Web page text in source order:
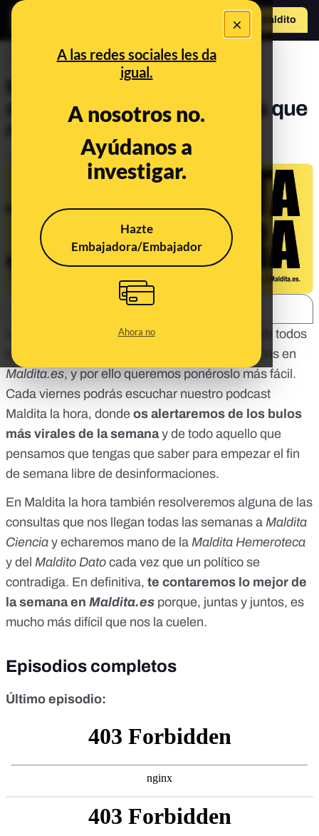
×
A las redes sociales les da
igual.
A nosotros no.
Ayúdanos a
investigar.
Hazte
Embajadora/Embajador
Ahora no
Hazte Maldito
CONTROL DEL PODER
Maldita la hora: el podcast
semanal de Maldita.es para que
no te la cuelen
Jan 12, 2020, 10:14:00 AM
Sabemos que la rutina te dificulta estar al día de todos
los desmentidos y verificaciones que publicamos en
Maldita.es, y por ello queremos ponéroslo más fácil.
Cada viernes podrás escuchar nuestro podcast
Maldita la hora, donde os alertaremos de los bulos
más virales de la semanay de todo aquello que
pensamos que tengas que saber para empezar el fin
de semana libre de desinformaciones.
En Maldita la hora también resolveremos alguna de las
consultas que nos llegan todas las semanas a Maldita
Ciencia y echaremos mano de la Maldita Hemeroteca
y del Maldito Dato cada vez que un político se
contradiga. En definitiva, te contaremos lo mejor de
la semana en Maldita.es porque, juntas y juntos, es
mucho más difícil que nos la cuelen.
Episodios completos
Último episodio: